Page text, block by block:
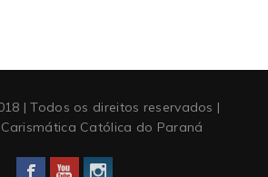
| Todos os direitos reservados |
Católica do Paraná